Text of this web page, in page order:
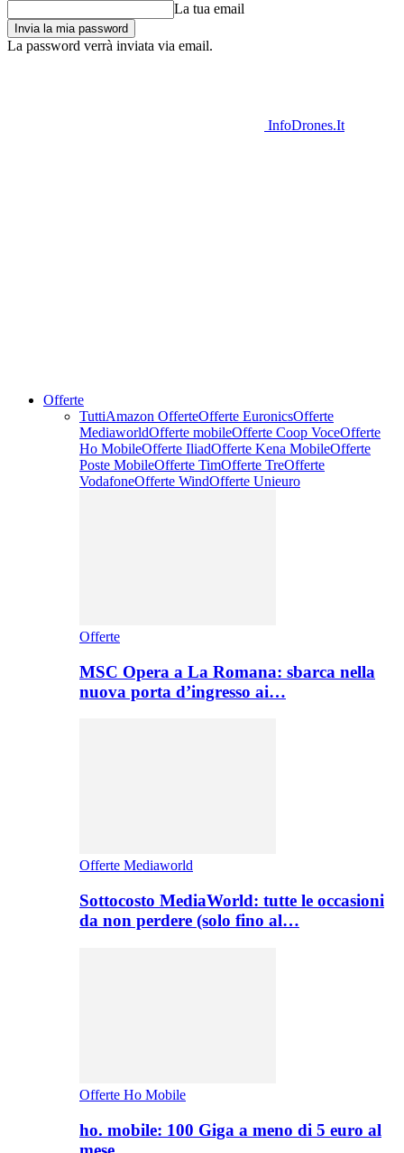
La tua email
La password verrà inviata via email.
InfoDrones.It
Offerte
TuttiAmazon OfferteOfferte EuronicsOfferte
MediaworldOfferte mobileOfferte Coop VoceOfferte
Ho MobileOfferte IliadOfferte Kena MobileOfferte
Poste MobileOfferte TimOfferte TreOfferte
VodafoneOfferte WindOfferte Unieuro
Offerte
MSC Opera a La Romana: sbarca nella
nuova porta d’ingresso ai…
Offerte Mediaworld
Sottocosto MediaWorld: tutte le occasioni
da non perdere (solo fino al…
Offerte Ho Mobile
ho. mobile: 100 Giga a meno di 5 euro al